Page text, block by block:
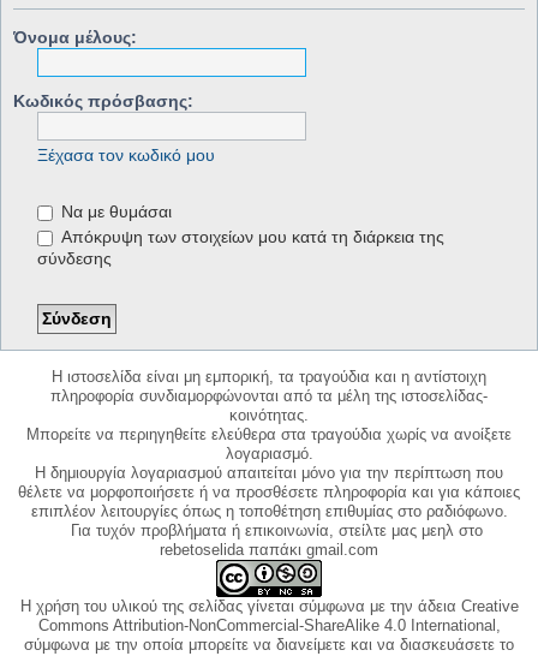
Όνομα μέλους:
Κωδικός πρόσβασης:
Ξέχασα τον κωδικό μου
Να με θυμάσαι
Απόκρυψη των στοιχείων μου κατά τη διάρκεια της
σύνδεσης
Η ιστοσελίδα είναι μη εμπορική, τα τραγούδια και η αντίστοιχη
πληροφορία συνδιαμορφώνονται από τα μέλη της ιστοσελίδας-
κοινότητας.
Μπορείτε να περιηγηθείτε ελεύθερα στα τραγούδια χωρίς να ανοίξετε
λογαριασμό.
Η δημιουργία λογαριασμού απαιτείται μόνο για την περίπτωση που
θέλετε να μορφοποιήσετε ή να προσθέσετε πληροφορία και για κάποιες
επιπλέον λειτουργίες όπως η τοποθέτηση επιθυμίας στο ραδιόφωνο.
Για τυχόν προβλήματα ή επικοινωνία, στείλτε μας μεηλ στο
rebetoselida παπάκι gmail.com
Η χρήση του υλικού της σελίδας γίνεται σύμφωνα με την άδεια Creative
Commons Attribution-NonCommercial-ShareAlike 4.0 International,
σύμφωνα με την οποία μπορείτε να διανείμετε και να διασκευάσετε το